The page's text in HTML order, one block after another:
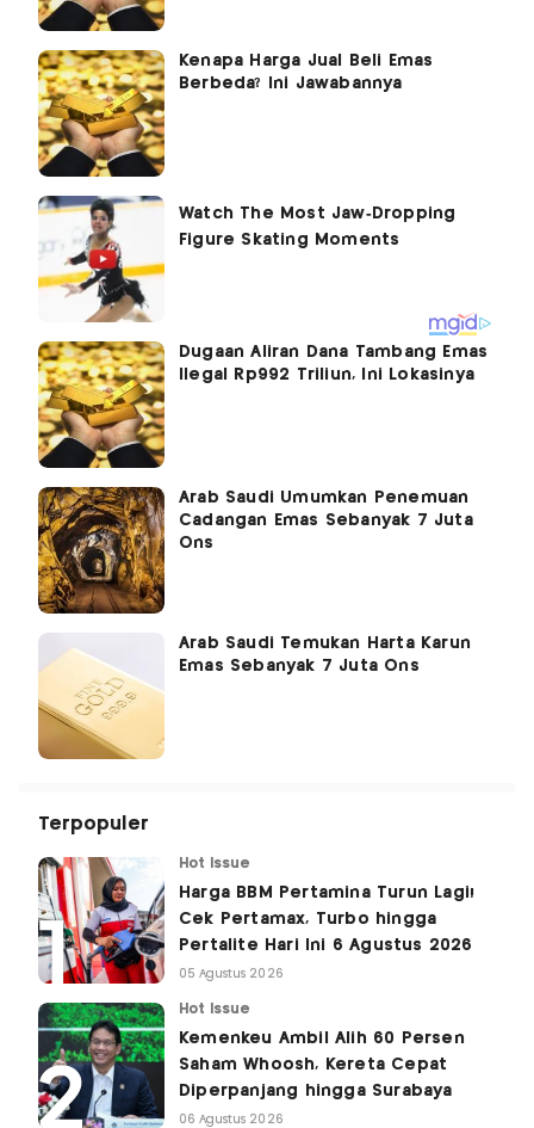
Kenapa Harga Jual Beli Emas
Berbeda? Ini Jawabannya
Dugaan Aliran Dana Tambang Emas
Ilegal Rp992 Triliun, Ini Lokasinya
Arab Saudi Umumkan Penemuan
Cadangan Emas Sebanyak 7 Juta
Ons
Arab Saudi Temukan Harta Karun
Emas Sebanyak 7 Juta Ons
Terpopuler
Hot Issue
Harga BBM Pertamina Turun Lagi!
Cek Pertamax, Turbo hingga
Pertalite Hari Ini 6 Agustus 2026
05 Agustus 2026
Hot Issue
Kemenkeu Ambil Alih 60 Persen
Saham Whoosh, Kereta Cepat
Diperpanjang hingga Surabaya
06 Agustus 2026